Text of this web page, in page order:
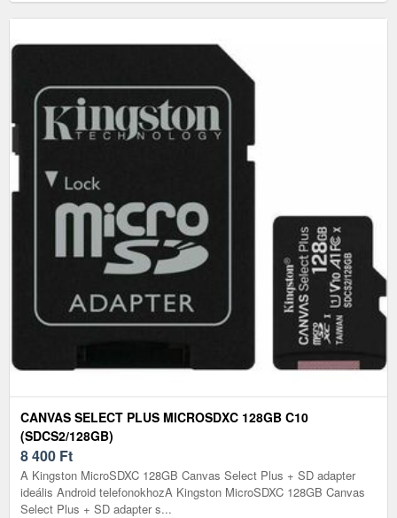
CANVAS SELECT PLUS MICROSDXC 128GB C10
(SDCS2/128GB)
8 400 Ft
A Kingston MicroSDXC 128GB Canvas Select Plus + SD adapter
ideális Android telefonokhozA Kingston MicroSDXC 128GB Canvas
Select Plus + SD adapter s...